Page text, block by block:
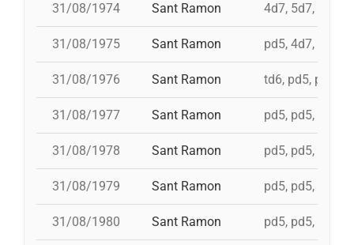
31/08/1974 Sant Ramon 4d7, 5d7, 3d7s,
31/08/1975 Sant Ramon pd5, 4d7, 4d7a,
31/08/1976 Sant Ramon td6, pd5, pd5,
31/08/1977 Sant Ramon pd5, pd5, pd5,
31/08/1978 Sant Ramon pd5, pd5, pd5,
31/08/1979 Sant Ramon pd5, pd5, pd5,
31/08/1980 Sant Ramon pd5, pd5, pd5,